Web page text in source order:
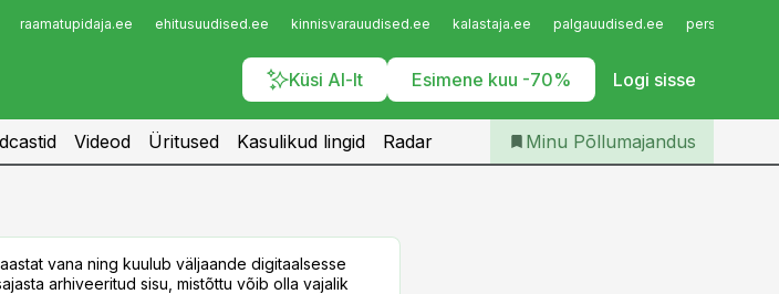
raamatupidaja.ee ehitusuudised.ee kinnisvarauudised.ee kalastaja.ee palgauudised.ee
Küsi AI-lt Esimene kuu -70% Logi sisse
Iseteenindus
Telli Põllumajandus
Videod Üritused Kasulikud lingid Radar Minu Põllumajandus
vana ning kuulub väljaande digitaalsesse
arhiveeritud sisu, mistõttu võib olla vajalik